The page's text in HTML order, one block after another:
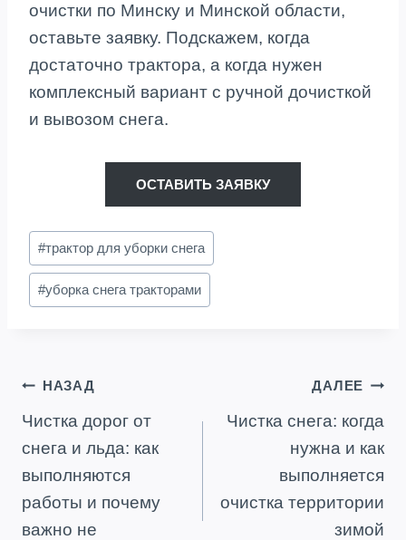
очистки по Минску и Минской области,
оставьте заявку. Подскажем, когда
достаточно трактора, а когда нужен
комплексный вариант с ручной дочисткой
и вывозом снега.
ОСТАВИТЬ ЗАЯВКУ
Метки
записи:
#трактор для уборки снега
#уборка снега тракторами
Навигация
по
записям
НАЗАД
Чистка дорог от
снега и льда: как
выполняются
работы и почему
важно не
ДАЛЕЕ
Чистка снега: когда
нужна и как
выполняется
очистка территории
зимой